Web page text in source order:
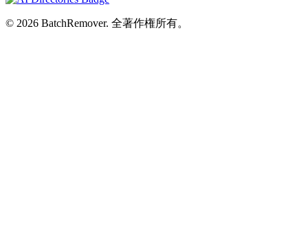
© 2026 BatchRemover. 全著作権所有。